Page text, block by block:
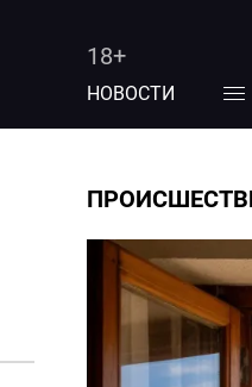
18+
НОВОСТИ